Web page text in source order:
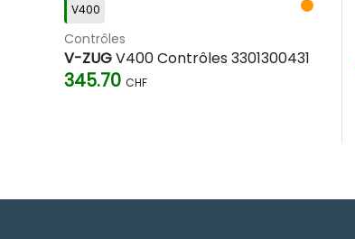
V400
Contrôles
V-ZUGV400 Contrôles 3301300431
345.70 CHF